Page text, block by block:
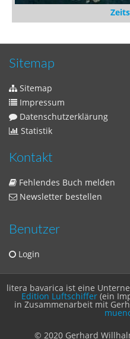
Sitemap
Sitemap
Impressum
Datenschutzerklärung
Statistik
Kontakt
Fehlendes Buch melden
Newsletter bestellen
Benutzer
Login
litera bavarica ist eine
Edition Luftschiffer(ein
in Zusammenarbeit mit
© 2020 Gerhard